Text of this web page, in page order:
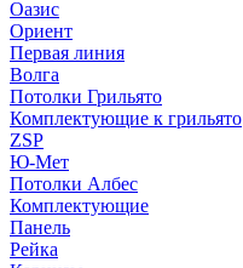
Оазис
Ориент
Первая линия
Волга
Потолки Грильято
Комплектующие к грильято
ZSP
Ю-Мет
Потолки Албес
Комплектующие
Панель
Рейка